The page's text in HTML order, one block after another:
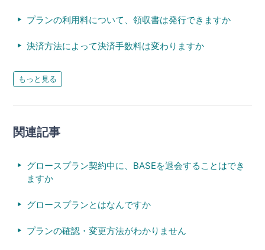
プランの利用料について、領収書は発行できますか
決済方法によって決済手数料は変わりますか
もっと見る
関連記事
グロースプラン契約中に、BASEを退会することはでき
ますか
グロースプランとはなんですか
プランの確認・変更方法がわかりません